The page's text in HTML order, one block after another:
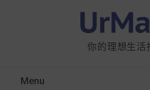
你的理想生活
Menu